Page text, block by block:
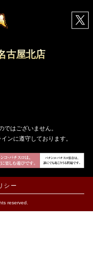
古屋北店
はございません。
ンに遵守しております。
シー
reserved.